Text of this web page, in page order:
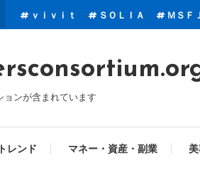
ｖｉｖｉｔ ＳＯＬＩＡ ＭＳＦＪ
ョンが含まれています
レンド マネー・資産・副業